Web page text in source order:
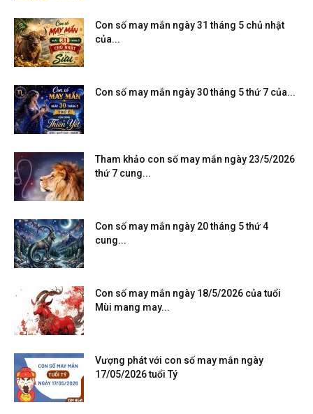
Con số may mắn ngày 31 tháng 5 chủ nhật
của...
Con số may mắn ngày 30 tháng 5 thứ 7 của...
Tham khảo con số may mắn ngày 23/5/2026
thứ 7 cung...
Con số may mắn ngày 20 tháng 5 thứ 4
cung...
Con số may mắn ngày 18/5/2026 của tuổi
Mùi mang may...
Vượng phát với con số may mắn ngày
17/05/2026 tuổi Tý